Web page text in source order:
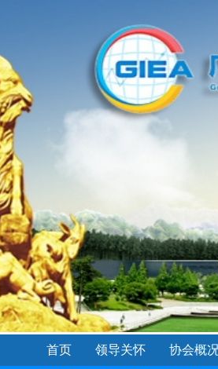
首页 领导关怀 协会概